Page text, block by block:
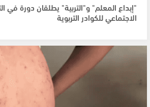
"إبداع المعلم" و"التربية" يطلقان دورة في
الاجتماعي للكوادر التربوية